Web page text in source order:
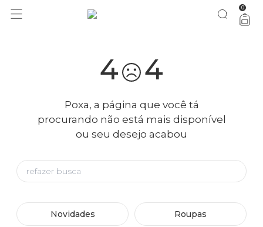
0
4 4
Poxa, a página que você tá
procurando não está mais disponível
ou seu desejo acabou
Novidades Roupas